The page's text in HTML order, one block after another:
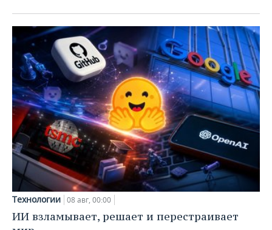
Технологии 08 авг, 00:00
ИИ взламывает, решает и перестраивает